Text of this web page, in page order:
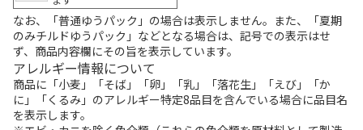
なお、「普通ゆうパック」の場合は表示しません。また、「夏期
のみチルドゆうパック」などとなる場合は、記号での表示はせ
ず、商品内容欄にその旨を表示しています。
アレルギー情報について
商品に「小麦」「そば」「卵」「乳」「落花生」「えび」「か
に」「くるみ」のアレルギー特定8品目を含んでいる場合に品目名
を表示します。